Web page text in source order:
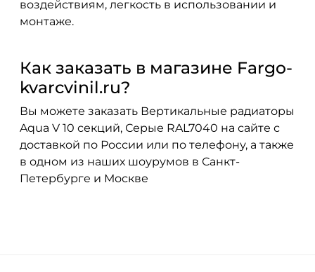
воздействиям, легкость в использовании и
монтаже.
Как заказать в магазине Fargo-
kvarcvinil.ru?
Вы можете заказать Вертикальные радиаторы
Aqua V 10 секций, Серые RAL7040 на сайте с
доставкой по России или по телефону, а также
в одном из наших шоурумов в Санкт-
Петербурге и Москве